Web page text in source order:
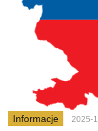
Informacje 2025-